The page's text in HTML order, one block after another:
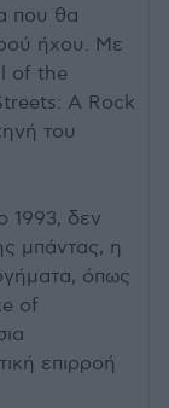
που θα
ήχου. Με
of the
A Rock
του
1993, δεν
μπάντας, η
όπως
of
επιρροή